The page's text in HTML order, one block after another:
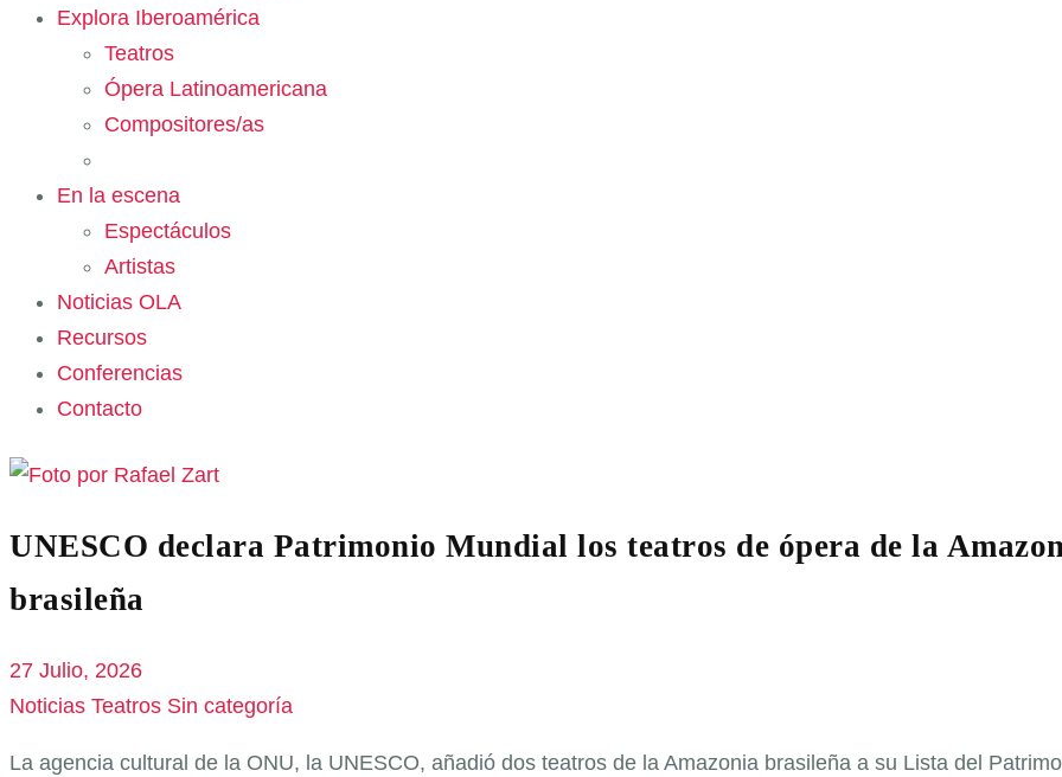
Explora Iberoamérica
Teatros
Ópera Latinoamericana
Compositores/as
En la escena
Espectáculos
Artistas
Noticias OLA
Recursos
Conferencias
Contacto
UNESCO declara Patrimonio Mundial los teatros de ópera de la
brasileña
27 Julio, 2026
Noticias Teatros Sin categoría
La agencia cultural de la ONU, la UNESCO, añadió dos teatros de la Amazonia brasileña a su Lista del